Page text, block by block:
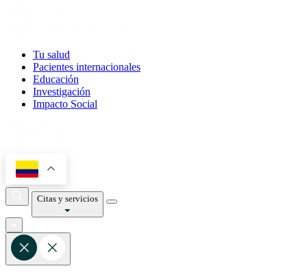
Tu salud
Pacientes internacionales
Educación
Investigación
Impacto Social
Citas y servicios